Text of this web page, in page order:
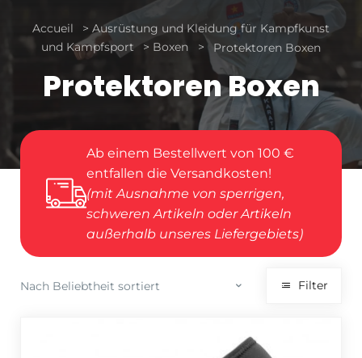
Protektoren Boxen
Accueil > Ausrüstung und Kleidung für Kampfkunst
und Kampfsport
> Boxen > Protektoren Boxen
Ab einem Bestellwert von 100 €
entfallen die Versandkosten!
(mit Ausnahme von sperrigen,
schweren Artikeln oder Artikeln
außerhalb unseres Liefergebiets)
Filter